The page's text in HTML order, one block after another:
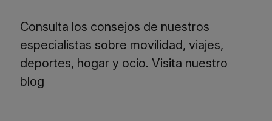
Consulta los consejos de nuestros
especialistas sobre movilidad, viajes,
deportes, hogar y ocio.Visita nuestro
blog